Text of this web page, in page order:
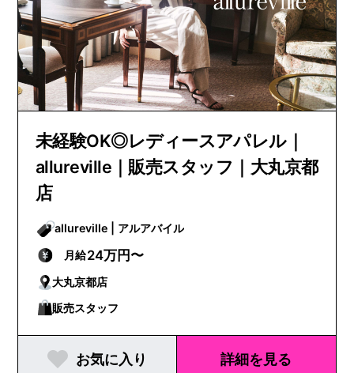
未経験OK◎レディースアパレル｜
allureville｜販売スタッフ｜大丸京都
店
allureville | アルアバイル
月給24万円〜
大丸京都店
販売スタッフ
お気に入り 詳細を見る